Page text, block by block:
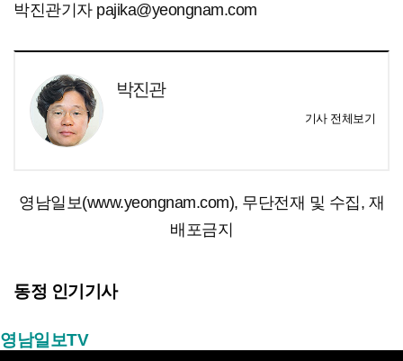
박진관기자 pajika@yeongnam.com
박진관
기사 전체보기
영남일보(www.yeongnam.com), 무단전재 및 수집, 재
배포금지
동정 인기기사
영남일보TV